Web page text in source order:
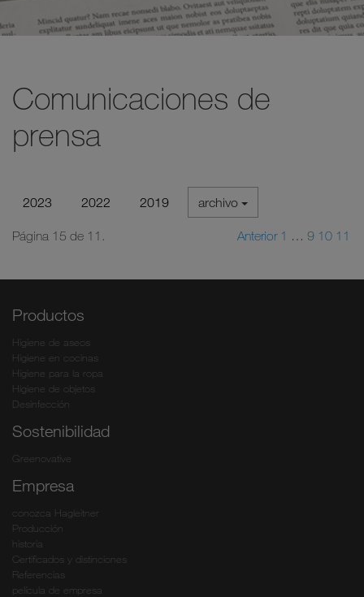
Comunicaciones de
prensa
2023 2022 2019 archivo
Página 15 de 11. Anterior 1 … 9 10 11
Productos
Higiene de aseos
Higiene en cocinas
Higiene para la ropa
Higiene de objetos
Desinfección
Sostenibilidad
Greenovative
Empresa
conozca Hagleitner
Producción
historia
Certificados y distinciones
Referencias
película de empresa